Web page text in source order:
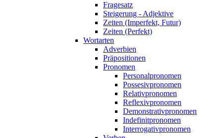
Fragesatz
Steigerung - Adjektive
Zeiten (Imperfekt, Futur)
Zeiten (Perfekt)
Wortarten
Adverbien
Präpositionen
Pronomen
Personalpronomen
Possesivpronomen
Relativpronomen
Reflexivpronomen
Demonstrativpronomen
Indefinitpronomen
Interrogativpronomen